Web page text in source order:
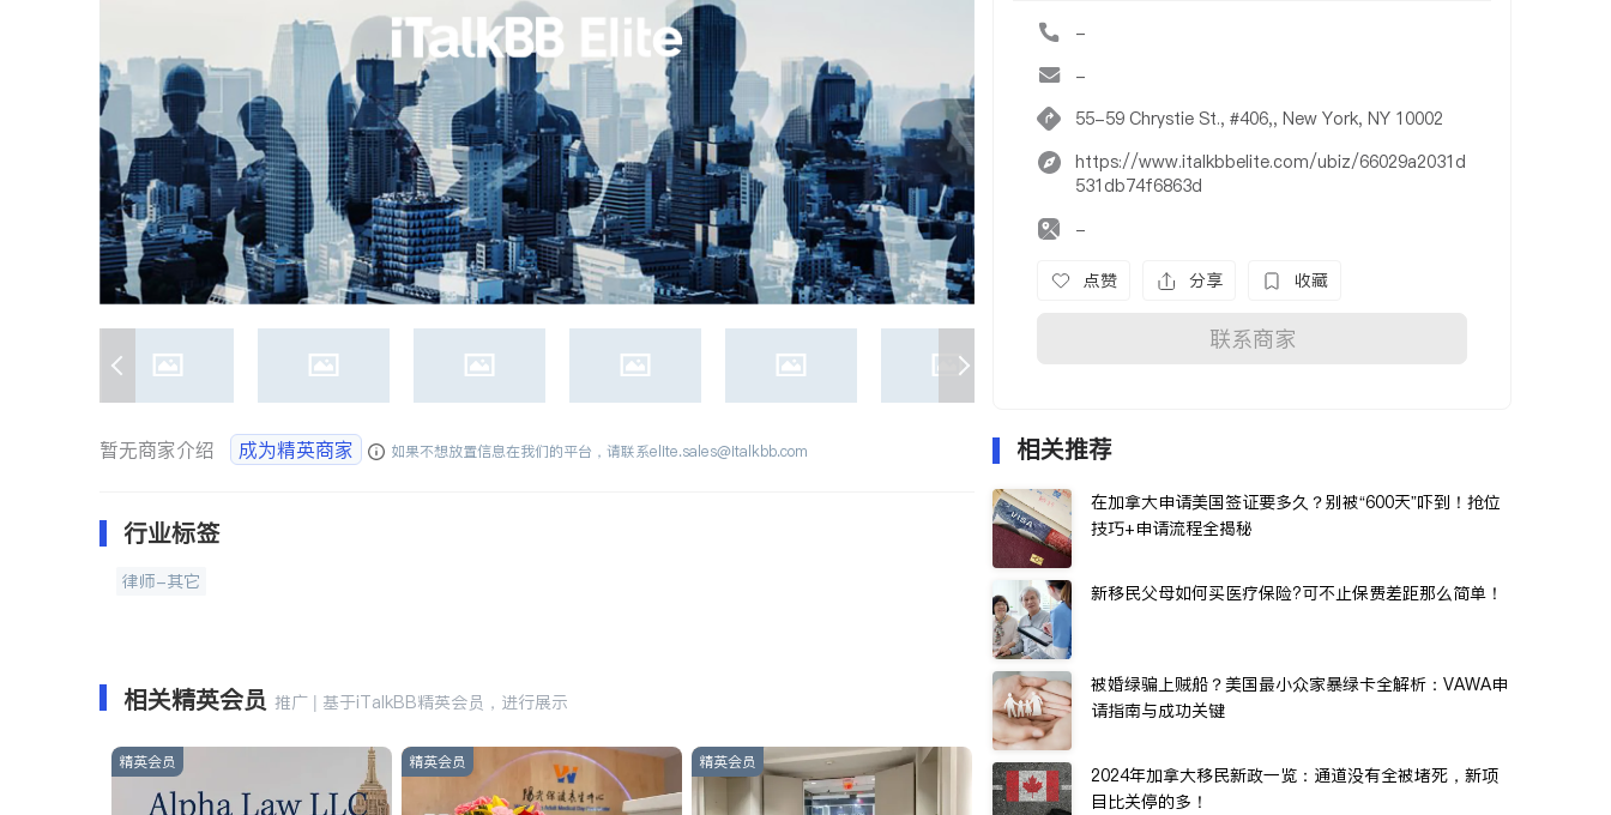
-
-
55-59 Chrystie St., #406,, New York, NY 10002
https://www.italkbbelite.com/ubiz/66029a2031d
531db74f6863d
-
点赞 分享 收藏
联系商家
暂无商家介绍 成为精英商家 如果不想放置信息在我们的平台，请联系elite.sales@italkbb.com
行业标签
律师-其它
相关精英会员 推广 | 基于iTalkBB精英会员，进行展示
精英会员 精英会员 精英会员
相关推荐
在加拿大申请美国签证要多久？别被“600天”吓到！抢位
技巧+申请流程全揭秘
新移民父母如何买医疗保险?可不止保费差距那么简单！
被婚绿骗上贼船？美国最小众家暴绿卡全解析：VAWA申
请指南与成功关键
2024年加拿大移民新政一览：通道没有全被堵死，新项
目比关停的多！